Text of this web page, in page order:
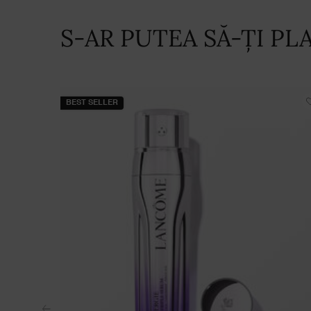
S-AR PUTEA SĂ-ȚI
BEST SELLER